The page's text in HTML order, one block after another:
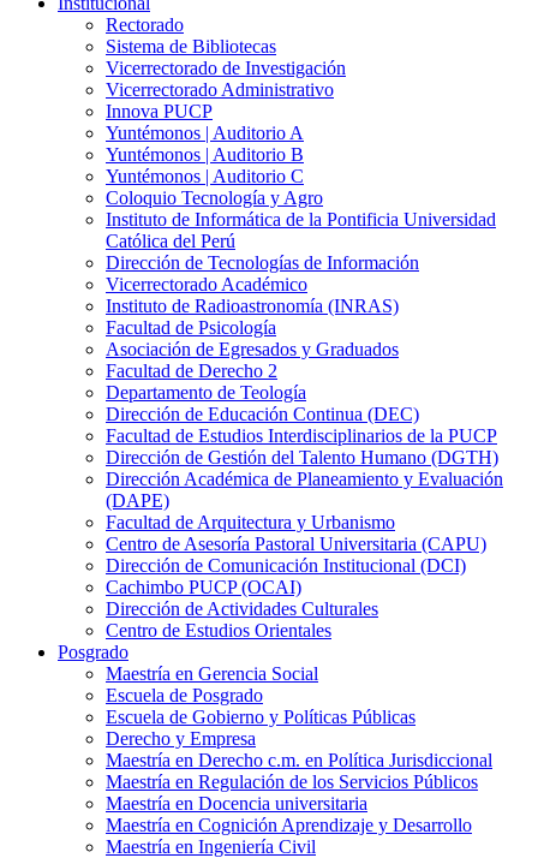
Rectorado
Sistema de Bibliotecas
Vicerrectorado de Investigación
Vicerrectorado Administrativo
Innova PUCP
Yuntémonos | Auditorio A
Yuntémonos | Auditorio B
Yuntémonos | Auditorio C
Coloquio Tecnología y Agro
Instituto de Informática de la Pontificia Universidad
Católica del Perú
Dirección de Tecnologías de Información
Vicerrectorado Académico
Instituto de Radioastronomía (INRAS)
Facultad de Psicología
Asociación de Egresados y Graduados
Facultad de Derecho 2
Departamento de Teología
Dirección de Educación Continua (DEC)
Facultad de Estudios Interdisciplinarios de la PUCP
Dirección de Gestión del Talento Humano (DGTH)
Dirección Académica de Planeamiento y Evaluación
(DAPE)
Facultad de Arquitectura y Urbanismo
Centro de Asesoría Pastoral Universitaria (CAPU)
Dirección de Comunicación Institucional (DCI)
Cachimbo PUCP (OCAI)
Dirección de Actividades Culturales
Centro de Estudios Orientales
Posgrado
Maestría en Gerencia Social
Escuela de Posgrado
Escuela de Gobierno y Políticas Públicas
Derecho y Empresa
Maestría en Derecho c.m. en Política Jurisdiccional
Maestría en Regulación de los Servicios Públicos
Maestría en Docencia universitaria
Maestría en Cognición Aprendizaje y Desarrollo
Maestría en Ingeniería Civil